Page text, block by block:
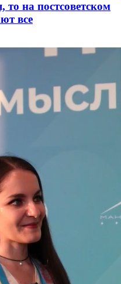
то на постсоветском
все